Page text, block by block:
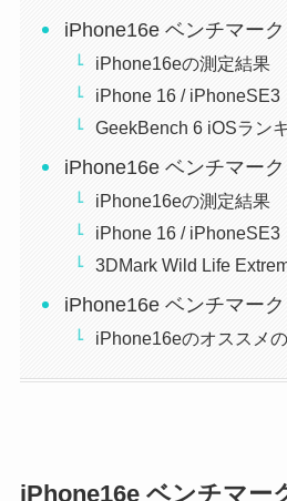
iPhone16e ベンチマー
iPhone16eの測定結果
iPhone 16 / iPhoneSE3
GeekBench 6 iOSラン
iPhone16e ベンチマー
iPhone16eの測定結果
iPhone 16 / iPhoneSE3
3DMark Wild Life
iPhone16e ベンチマー
iPhone16eのオススメ
iPhone16e ベンチマー